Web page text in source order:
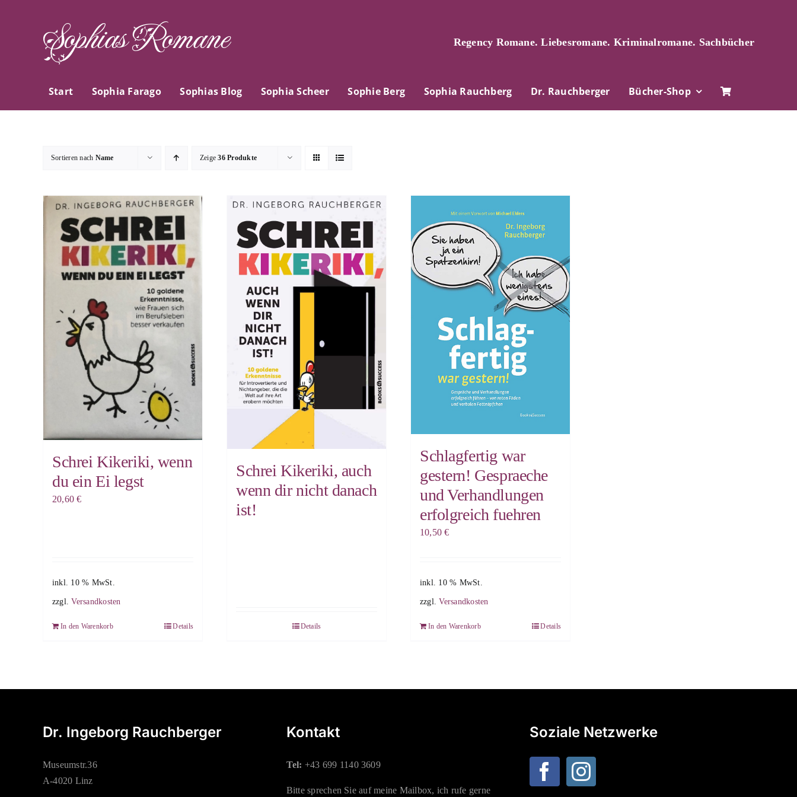
Sophias Romane Regency Romane. Liebesromane. Kriminalromane. Sachbücher
Start Sophia Farago Sophias Blog Sophia Scheer Sophie Berg Sophia Rauchberg Dr. Rauchberger Bücher-Shop
Sortieren nach Name Zeige36 Produkte
Schrei Kikeriki, wenn
du ein Ei legst
20,60€
inkl. 10 % MwSt.
zzgl.Versandkosten
In den Warenkorb Details
Schrei Kikeriki, auch
wenn dir nicht danach
ist!
Details
Schlagfertig war
gestern! Gespraeche
und Verhandlungen
erfolgreich fuehren
10,50€
inkl. 10 % MwSt.
zzgl.Versandkosten
In den Warenkorb Details
Dr. Ingeborg Rauchberger
Museumstr.36
A-4020 Linz
Kontakt
Tel: +43 699 1140 3609
Bitte sprechen Sie auf meine Mailbox, ich rufe gerne
Soziale Netzwerke